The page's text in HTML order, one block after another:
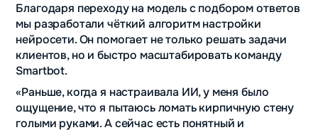
Благодаря переходу на модель с подбором ответов
мы разработали чёткий алгоритм настройки
нейросети. Он помогает не только решать задачи
клиентов, но и быстро масштабировать команду
Smartbot.
«Раньше, когда я настраивала ИИ, у меня было
ощущение, что я пытаюсь ломать кирпичную стену
голыми руками. А сейчас есть понятный и